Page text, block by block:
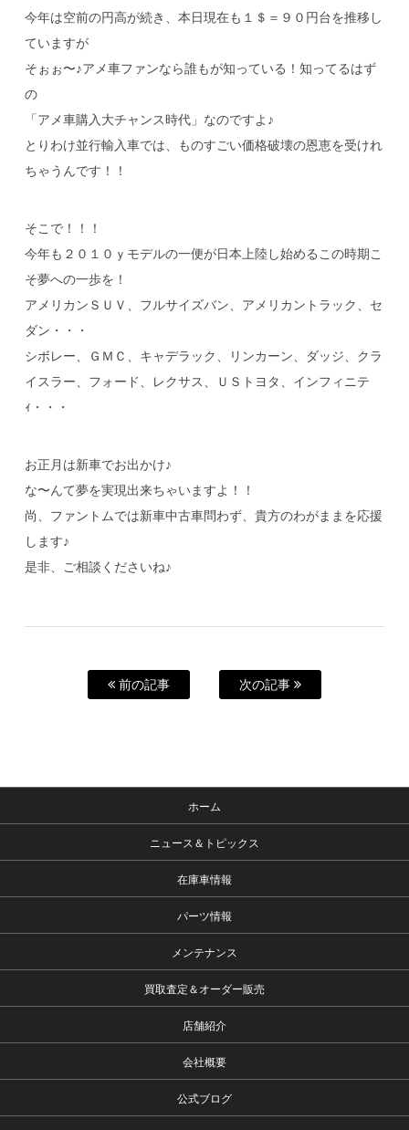
今年は空前の円高が続き、本日現在も１＄＝９０円台を推移し
ていますが
そぉぉ〜♪アメ車ファンなら誰もが知っている！知ってるはず
の
「アメ車購入大チャンス時代」なのですよ♪
とりわけ並行輸入車では、ものすごい価格破壊の恩恵を受けれ
ちゃうんです！！
そこで！！！
今年も２０１０ｙモデルの一便が日本上陸し始めるこの時期こ
そ夢への一歩を！
アメリカンＳＵＶ、フルサイズバン、アメリカントラック、セ
ダン・・・
シボレー、ＧＭＣ、キャデラック、リンカーン、ダッジ、クラ
イスラー、フォード、レクサス、ＵＳトヨタ、インフィニテ
ｨ・・・
お正月は新車でお出かけ♪
な〜んて夢を実現出来ちゃいますよ！！
尚、ファントムでは新車中古車問わず、貴方のわがままを応援
します♪
是非、ご相談くださいね♪
前の記事 次の記事
ホーム
ニュース＆トピックス
在庫車情報
パーツ情報
メンテナンス
買取査定＆オーダー販売
店舗紹介
会社概要
公式ブログ